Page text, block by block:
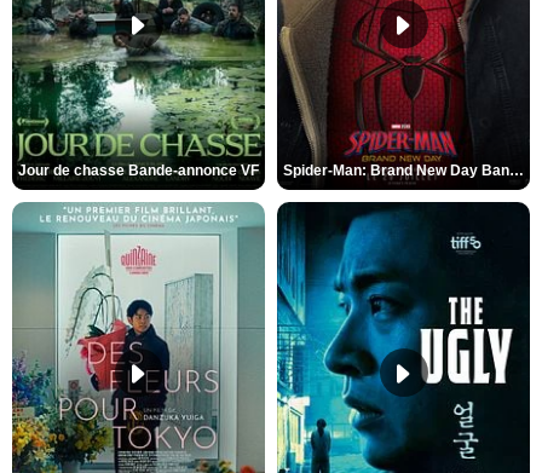
Jour de chasse Bande-annonce VF Spider-Man: Brand New Day Bande-annonce (3) VO STFR